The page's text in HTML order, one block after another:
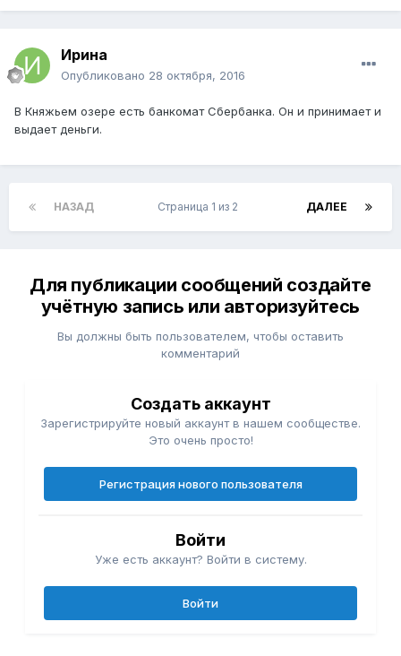
Ирина
Опубликовано 28 октября, 2016
В Княжьем озере есть банкомат Сбербанка. Он и принимает и
выдает деньги.
НАЗАД ДАЛЕЕ
Страница 1 из 2
Для публикации сообщений создайте
учётную запись или авторизуйтесь
Вы должны быть пользователем, чтобы оставить
комментарий
Создать аккаунт
Зарегистрируйте новый аккаунт в нашем сообществе.
Это очень просто!
Регистрация нового пользователя
Войти
Уже есть аккаунт? Войти в систему.
Войти